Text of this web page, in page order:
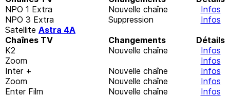
NPO 1 Extra
Nouvelle chaîne
Infos
NPO 3 Extra
Suppression
Infos
Satellite Astra 4A
Chaînes TV
Changements
Détails
K2
Nouvelle chaîne
Infos
Zoom
Infos
Inter +
Nouvelle chaîne
Infos
Zoom
Nouvelle chaîne
Infos
Enter Film
Nouvelle chaîne
Infos